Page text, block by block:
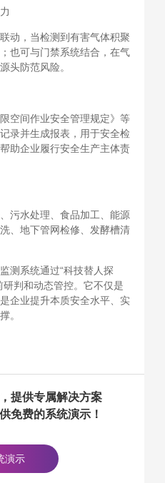
动，当检测到有害气体积聚
也可与门禁系统结合，在气
头防范风险。
空间作业安全管理规定》等
录并生成报表，用于安全检
助企业履行安全生产主体责
污水处理、食品加工、能源
、地下管网检修、发酵槽清
测系统通过“科技替人探
研判和动态管控。它不仅是
企业提升本质安全水平、实
。
提供专属解决方案
免费的系统演示！
演示